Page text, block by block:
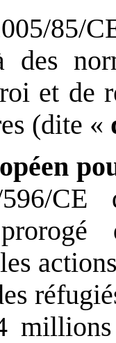
85/
des
et de
(dite «
596/